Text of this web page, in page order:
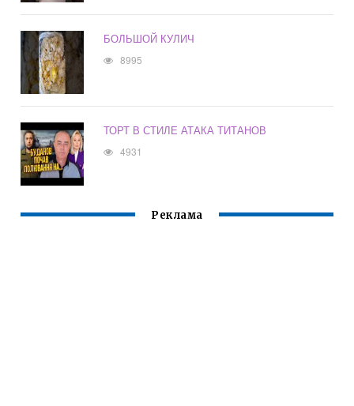
БОЛЬШОЙ КУЛИЧ
8995
ТОРТ В СТИЛЕ АТАКА ТИТАНОВ
4931
Реклама